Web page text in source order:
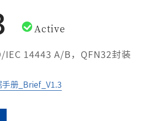
Active
IEC 14443 A/B，QFN32封装
册_Brief_V1.3